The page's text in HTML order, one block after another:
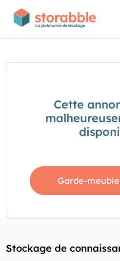
Cette
Garde-
Stockage de